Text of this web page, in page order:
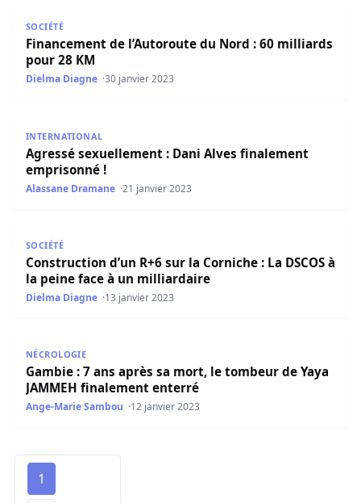
SOCIÉTÉ
Financement de l’Autoroute du Nord : 60 milliards
pour 28 KM
Dielma Diagne 30 janvier 2023
INTERNATIONAL
Agressé sexuellement : Dani Alves finalement
emprisonné !
Alassane Dramane 21 janvier 2023
SOCIÉTÉ
Construction d’un R+6 sur la Corniche : La DSCOS à
la peine face à un milliardaire
Dielma Diagne 13 janvier 2023
NÉCROLOGIE
Gambie : 7 ans après sa mort, le tombeur de Yaya
JAMMEH finalement enterré
Ange-Marie Sambou 12 janvier 2023
1